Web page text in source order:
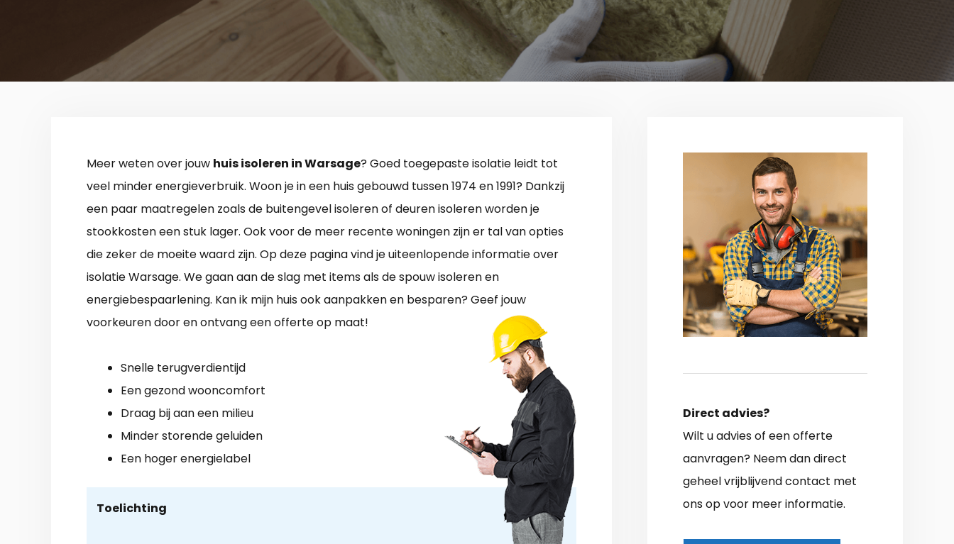
Meer weten over jouw huis isoleren in Warsage? Goed toegepaste isolatie leidt tot
veel minder energieverbruik. Woon je in een huis gebouwd tussen 1974 en 1991? Dankzij
een paar maatregelen zoals de buitengevel isoleren of deuren isoleren worden je
stookkosten een stuk lager. Ook voor de meer recente woningen zijn er tal van opties
die zeker de moeite waard zijn. Op deze pagina vind je uiteenlopende informatie over
isolatie Warsage. We gaan aan de slag met items als de spouw isoleren en
energiebespaarlening. Kan ik mijn huis ook aanpakken en besparen? Geef jouw
voorkeuren door en ontvang een offerte op maat!
Snelle terugverdientijd
Een gezond wooncomfort
Draag bij aan een milieu
Minder storende geluiden
Een hoger energielabel
Toelichting
Direct advies?
Wilt u advies of een offerte
aanvragen? Neem dan direct
geheel vrijblijvend contact met
ons op voor meer informatie.